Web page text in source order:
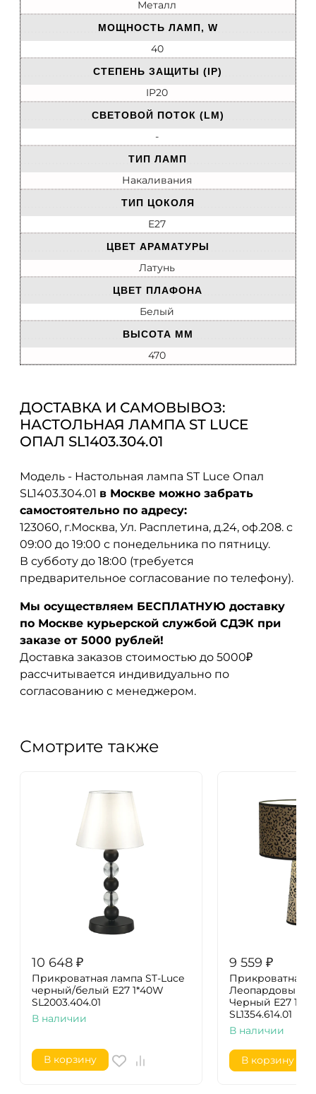
Металл
МОЩНОСТЬ ЛАМП, W
40
СТЕПЕНЬ ЗАЩИТЫ (IP)
IP20
СВЕТОВОЙ ПОТОК (LM)
-
ТИП ЛАМП
Накаливания
ТИП ЦОКОЛЯ
E27
ЦВЕТ АРАМАТУРЫ
Латунь
ЦВЕТ ПЛАФОНА
Белый
ВЫСОТА ММ
470
ДОСТАВКА И САМОВЫВОЗ:
НАСТОЛЬНАЯ ЛАМПА ST LUCE
ОПАЛ SL1403.304.01
Модель - Настольная лампа ST Luce Опал
SL1403.304.01 в Москве можно забрать
самостоятельно по адресу:
123060, г.Москва, Ул. Расплетина, д.24, оф.208. с
09:00 до 19:00 с понедельника по пятницу.
В субботу до 18:00 (требуется
предварительное согласование по телефону).
Мы осуществляем БЕСПЛАТНУЮ доставку
по Москве курьерской службой СДЭК при
заказе от 5000 рублей!
Доставка заказов стоимостью до 5000₽
рассчитывается индивидуально по
согласованию с менеджером.
Смотрите также
10 648 ₽
Прикроватная лампа ST-Luce
черный/белый E27 1*40W
SL2003.404.01
В наличии
В корзину
9 559 ₽
Прикроватная
Леопардовый/
Черный E27
SL1354.614.01
В наличии
В корзину